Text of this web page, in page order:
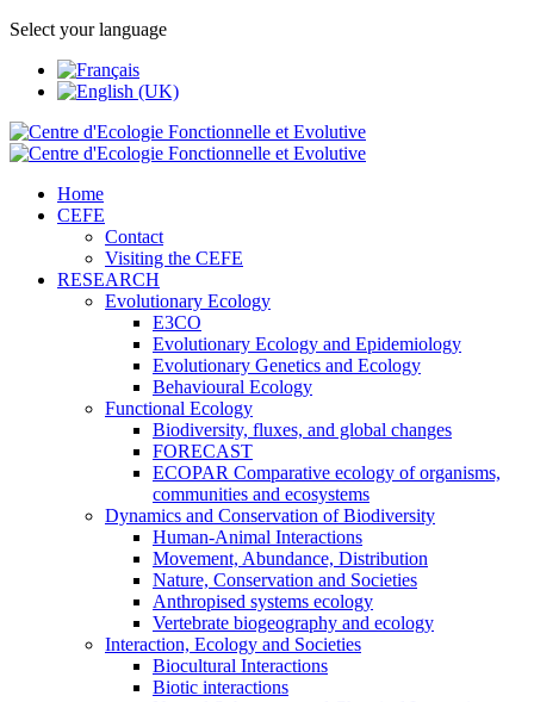
Select your language
Home
CEFE
Contact
Visiting the CEFE
RESEARCH
Evolutionary Ecology
E3CO
Evolutionary Ecology and Epidemiology
Evolutionary Genetics and Ecology
Behavioural Ecology
Functional Ecology
Biodiversity, fluxes, and global changes
FORECAST
ECOPAR Comparative ecology of organisms,
communities and ecosystems
Dynamics and Conservation of Biodiversity
Human-Animal Interactions
Movement, Abundance, Distribution
Nature, Conservation and Societies
Anthropised systems ecology
Vertebrate biogeography and ecology
Interaction, Ecology and Societies
Biocultural Interactions
Biotic interactions